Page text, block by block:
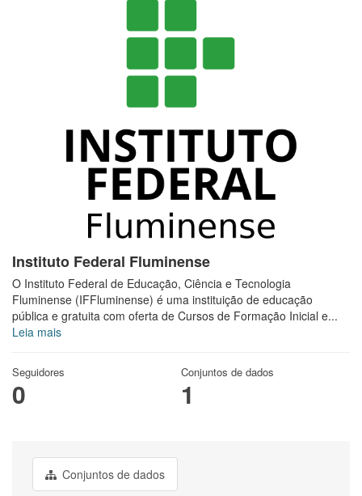
Instituto Federal Fluminense
O Instituto Federal de Educação, Ciência e Tecnologia
Fluminense (IFFluminense) é uma instituição de educação
pública e gratuita com oferta de Cursos de Formação Inicial e...
Leia mais
Seguidores
0
Conjuntos de dados
1
Conjuntos de dados